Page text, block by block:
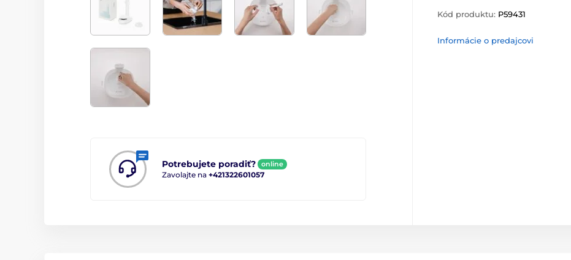
Potrebujete poradiť? online
Zavolajte na +421322601057
Kód produktu: P59431
Informácie o predajcovi